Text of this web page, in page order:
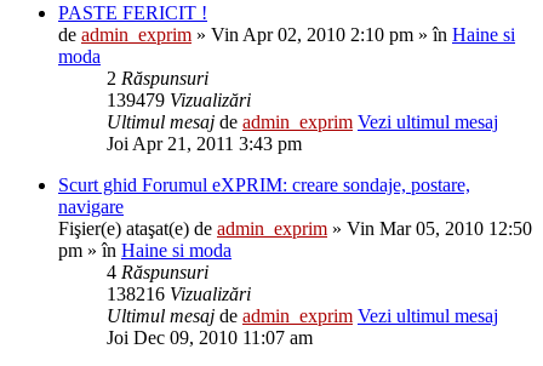
PASTE FERICIT !
de admin_exprim » Vin Apr 02, 2010 2:10 pm » în Haine si
moda
2 Răspunsuri
139479 Vizualizări
Ultimul mesaj de admin_exprim Vezi ultimul mesaj
Joi Apr 21, 2011 3:43 pm
Scurt ghid Forumul eXPRIM: creare sondaje, postare,
navigare
Fişier(e) ataşat(e) de admin_exprim » Vin Mar 05, 2010 12:50
pm » în Haine si moda
4 Răspunsuri
138216 Vizualizări
Ultimul mesaj de admin_exprim Vezi ultimul mesaj
Joi Dec 09, 2010 11:07 am